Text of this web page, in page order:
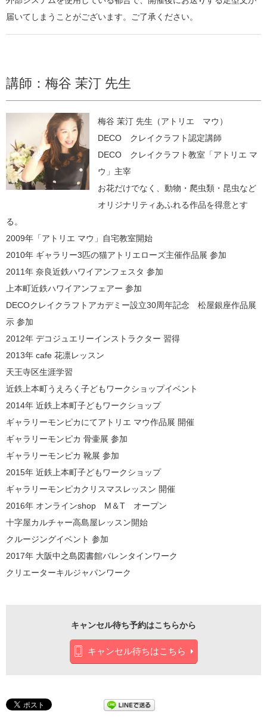
届いてしまうことがございます。ご了承ください。
講師：梅谷 茉汀 先生
梅谷 茉汀 先生（アトリエ マウ）
DECO クレイクラフト認定講師
DECO クレイクラフト教室「アトリエ マ
ウ」主宰
お花だけでなく、動物・爬虫類・昆虫など
オリジナリティあふれる作品を得意とす
る。
2009年「アトリエ マウ」自宅教室開始
2010年 ギャラリー3匹の猫アトリエローズ主催作品展 参加
2011年 奈良近鉄ハワイアンフェスタ 参加
上本町近鉄ハワイアンフェアー 参加
DECOクレイクラフトアカデミー設立30周年記念 松屋銀座作品展
示 参加
2012年 デコジュエリーインストラクター 習得
2013年 cafe 花凛レッスン
天王寺区生涯学習
近鉄上本町うえろく子どもワークショップイベント
2014年 近鉄上本町子どもワークショップ
ギャラリーモンピカにてアトリエ マウ作品展 開催
ギャラリーモンピカ 骨壷展 参加
ギャラリーモンピカ 靴展 参加
2015年 近鉄上本町子どもワークショップ
ギャラリーモンピカクリスマスレッスン 開催
2016年 オンラインshop M＆T オープン
十字屋カルチャー高島屋レッスン開始
クルージングイベント 参加
2017年 大阪中之島図書館バレンタインワーク
クリエーターキルジャパンワーク
キャンセル待ち予約はこちらから
キャンセル待ちはこちら